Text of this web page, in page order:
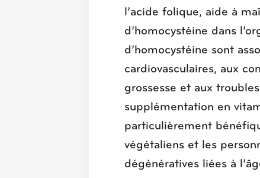
l’acide folique, aide à
d’homocystéine dans
d’homocystéine sont
cardiovasculaires, aux
grossesse et aux
supplémentation en
particulièrement
végétaliens et les
dégénératives liées à